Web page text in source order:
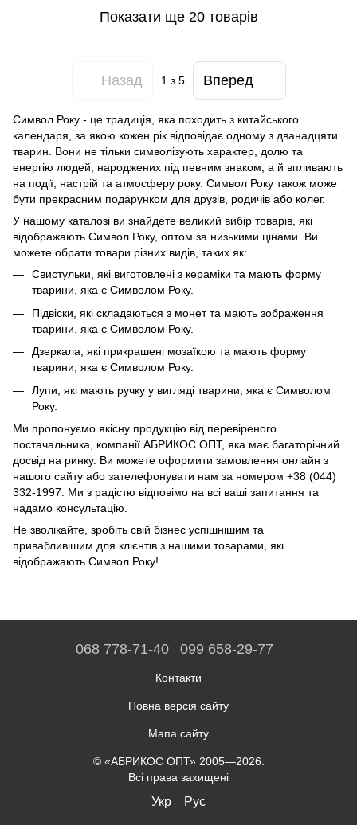
Показати ще 20 товарів
Назад 1з 5 Вперед
Символ Року - це традиція, яка походить з китайського
календаря, за якою кожен рік відповідає одному з дванадцяти
тварин. Вони не тільки символізують характер, долю та
енергію людей, народжених під певним знаком, а й впливають
на події, настрій та атмосферу року. Символ Року також може
бути прекрасним подарунком для друзів, родичів або колег.
У нашому каталозі ви знайдете великий вибір товарів, які
відображають Символ Року, оптом за низькими цінами. Ви
можете обрати товари різних видів, таких як:
Свистульки, які виготовлені з кераміки та мають форму
тварини, яка є Символом Року.
Підвіски, які складаються з монет та мають зображення
тварини, яка є Символом Року.
Дзеркала, які прикрашені мозаїкою та мають форму
тварини, яка є Символом Року.
Лупи, які мають ручку у вигляді тварини, яка є Символом
Року.
Ми пропонуємо якісну продукцію від перевіреного
постачальника, компанії АБРИКОС ОПТ, яка має багаторічний
досвід на ринку. Ви можете оформити замовлення онлайн з
нашого сайту або зателефонувати нам за номером +38 (044)
332-1997. Ми з радістю відповімо на всі ваші запитання та
надамо консультацію.
Не зволікайте, зробіть свій бізнес успішнішим та
привабливішим для клієнтів з нашими товарами, які
відображають Символ Року!
068 778-71-40 099 658-29-77
Контакти
Повна версія сайту
Мапа сайту
© «АБРИКОС ОПТ» 2005—2026.
Всі права захищені
Укр Рус